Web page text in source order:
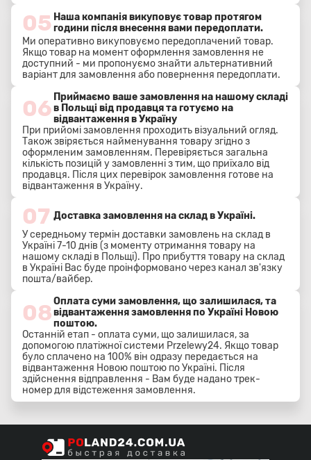
05 Наша компанія викуповує товар протягом
години після внесення вами передоплати.
Ми оперативно викуповуємо передоплачений товар.
Якщо товар на момент оформлення замовлення не
доступний - ми пропонуємо знайти альтернативний
варіант для замовлення або повернення передоплати.
06 Приймаємо ваше замовлення на нашому складі
в Польщі від продавця та готуємо на
відвантаження в Україну
При прийомі замовлення проходить візуальний огляд.
Також звіряється найменування товару згідно з
оформленим замовленням. Перевіряється загальна
кількість позицій у замовленні з тим, що приїхало від
продавця. Після цих перевірок замовлення готове на
відвантаження в Україну.
07 Доставка замовлення на склад в Україні.
У середньому термін доставки замовлень на склад в
Україні 7-10 днів (з моменту отримання товару на
нашому складі в Польщі). Про прибуття товару на склад
в Україні Вас буде проінформовано через канал зв'язку
пошта/вайбер.
08Оплата суми замовлення, що залишилася, та
відвантаження замовлення по Україні Новою
поштою.
Останній етап - оплата суми, що залишилася, за
допомогою платіжної системи Przelewy24. Якщо товар
було сплачено на 100% він одразу передається на
відвантаження Новою поштою по Україні. Після
здійснення відправлення - Вам буде надано трек-
номер для відстеження замовлення.